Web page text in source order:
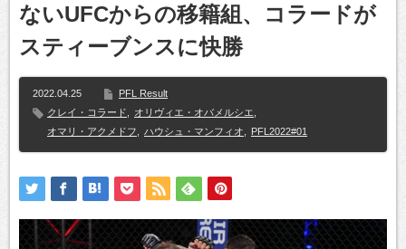
ないUFCからの移籍組、コラードが
スティーブンスに快勝
2022.04.25
PFL Result
クレイ・コラード
オリヴィエ・オバメルシエ
オマリ・アクメドフ
ハウシュ・マンフィオ PFL2022#01